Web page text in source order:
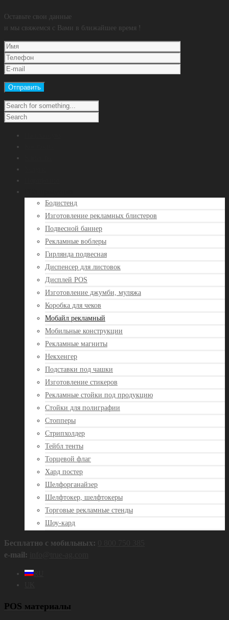
Оставьте свои данные
и мы свяжемся с Вами в ближайшее время !
Бодистенд
Изготовление рекламных блистеров
Подвесной баннер
Рекламные воблеры
Гирлянда подвесная
Диспенсер для листовок
Дисплей POS
Изготовление джумби, муляжа
Коробка для чеков
Мобайл рекламный
Мобильные конструкции
Рекламные магниты
Некхенгер
Подставки под чашки
Изготовление стикеров
Рекламные стойки под продукцию
Стойки для полиграфии
Стопперы
Стрипхолдер
Тейбл тенты
Торцевой флаг
Хард постер
Шелфорганайзер
Шелфтокер, шелфтокеры
Торговые рекламные стенды
Шоу-кард
Бесплатно с мобильных:
e‑mail:
POS материалы